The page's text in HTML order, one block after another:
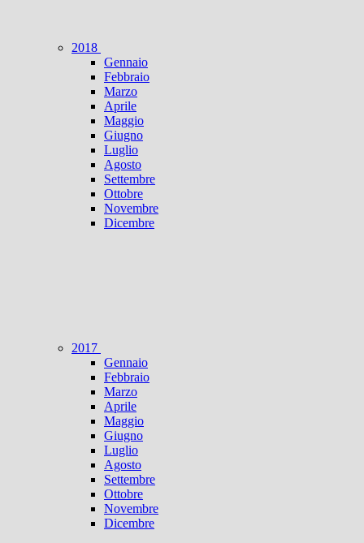
2018
Gennaio
Febbraio
Marzo
Aprile
Maggio
Giugno
Luglio
Agosto
Settembre
Ottobre
Novembre
Dicembre
2017
Gennaio
Febbraio
Marzo
Aprile
Maggio
Giugno
Luglio
Agosto
Settembre
Ottobre
Novembre
Dicembre